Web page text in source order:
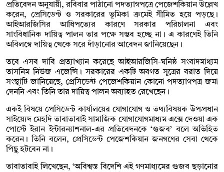
প্রতিবেদন অনুযায়ী, রবিবার পাঠানো পদত্যাগপত্রে পেজেশকিয়ান উল্লেখ
করেন, প্রেসিডেন্ট ও সরকারের ভূমিকা ক্রমেই সীমিত হয়ে পড়ছে।
আইআরজিসির আধিপত্যের কারণে সরকার পরিচালনা এবং
সাংবিধানিক দায়িত্ব পালন তার পক্ষে সম্ভব হচ্ছে না। এ কারণেই তিনি
অবিলম্বে দায়িত্ব থেকে সরে দাঁড়ানোর আবেদন জানিয়েছেন।
তবে এসব দাবি প্রত্যাখ্যান করেছে আইআরজিসি-ঘনিষ্ঠ সংবাদমাধ্যম
তাসনিম নিউজ এজেন্সি। সরকারের একটি অবগত সূত্রের বরাত দিয়ে
সংস্থাটি জানিয়েছে, প্রেসিডেন্ট পেজেশকিয়ান কোনো পদত্যাগপত্র জমা
দেননি এবং তিনি তার দায়িত্ব পালন অব্যাহত রেখেছেন।
একই বিষয়ে প্রেসিডেন্ট কার্যালয়ের যোগাযোগ ও তথ্যবিষয়ক উপপ্রধান
সাইয়্যেদ মেহদি তাবাতাবাই সামাজিক যোগাযোগমাধ্যম এক্সে দেওয়া এক
পোস্টে ইরান ইন্টারন্যাশনাল-এর প্রতিবেদনকে ‘গুজব’ বলে অভিহিত
করেন। তিনি বলেন, প্রেসিডেন্ট পেজেশকিয়ান জনগণের সেবা থেকে
পিছু হটবেন না।
তাবাতাবাই লিখেছেন, ‘অবিশ্বস্ত বিদেশি এই গণমাধ্যমের গুজব ছড়ানোর